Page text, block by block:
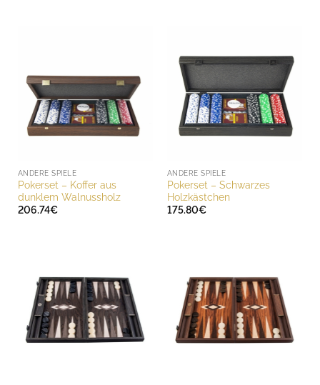
ANDERE SPIELE
Pokerset – Koffer aus
dunklem Walnussholz
206.74€
ANDERE SPIELE
Pokerset – Schwarzes
Holzkästchen
175.80€